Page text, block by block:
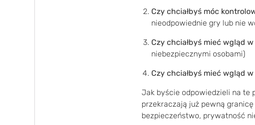
Czy chciałbyś móc
nieodpowiednie gry lub nie
Czy chciałbyś mieć wgląd
niebezpiecznymi osobami)
Czy chciałbyś mieć wgląd
Jak byście odpowiedzieli na te
przekraczają już pewną
bezpieczeństwo, prywatność